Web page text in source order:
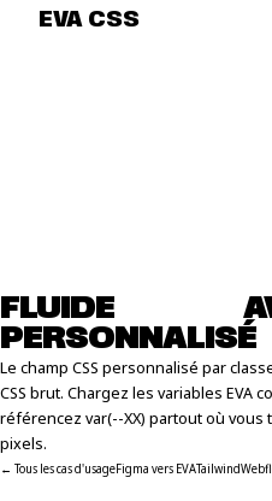
EVA CSS
FLUIDE
PERSONNALISÉ
Le champ CSS personnalisé par
CSS brut. Chargez les variables EVA
référencez var(--XX) partout où vous
pixels.
← Tous les cas d'usageFigma vers EVATailwind